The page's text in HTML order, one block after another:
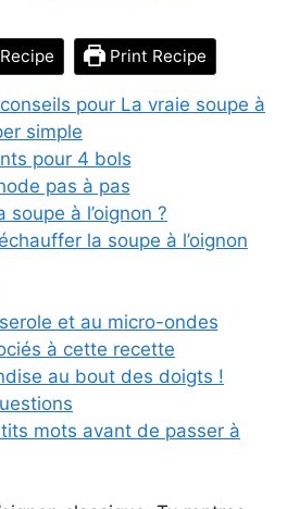
Print Recipe
pour La vraie soupe à
simple
pour 4 bols
pas à pas
soupe à l’oignon ?
la soupe à l’oignon
et au micro-ondes
à cette recette
au bout des doigts !
mots avant de passer à